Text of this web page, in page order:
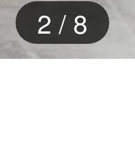
3 / 8